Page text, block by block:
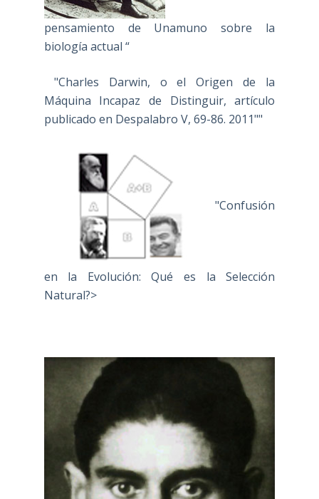
pensamiento de Unamuno sobre la
biología actual “
"Charles Darwin, o el Origen de la
Máquina Incapaz de Distinguir, artículo
publicado en Despalabro V, 69-86. 2011""
"Confusión
en la Evolución: Qué es la Selección
Natural?>